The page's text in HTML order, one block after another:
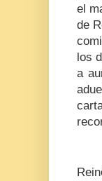
el
de
los
a